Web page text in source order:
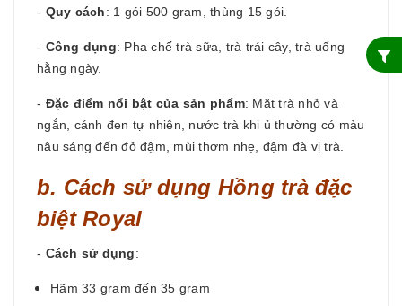
- Quy cách: 1 gói 500 gram, thùng 15 gói.
- Công dụng: Pha chế trà sữa, trà trái cây, trà uống
hằng ngày.
- Đặc điểm nổi bật của sản phẩm: Mặt trà nhỏ và
ngắn, cánh đen tự nhiên, nước trà khi ủ thường có màu
nâu sáng đến đỏ đậm, mùi thơm nhẹ, đậm đà vị trà.
b. Cách sử dụng Hồng trà đặc
biệt Royal
- Cách sử dụng:
Hãm 33 gram đến 35 gram